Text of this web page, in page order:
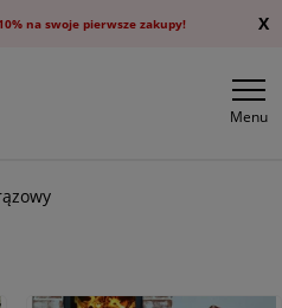
na swoje pierwsze zakupy! X
Menu